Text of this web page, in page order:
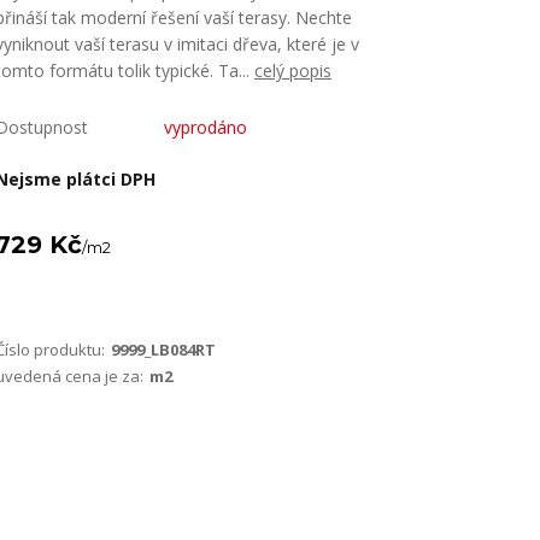
tak moderní řešení vaší terasy. Nechte
vaší terasu v imitaci dřeva, které je v
formátu tolik typické. Ta... celý popis
vyprodáno
plátci DPH
Kč/m2
produktu: 9999_LB084RT
cena je za: m2